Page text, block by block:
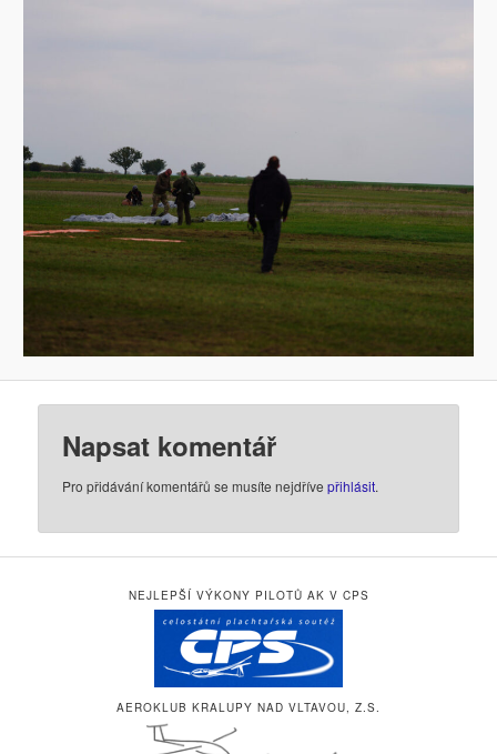
Napsat komentář
Pro přidávání komentářů se musíte nejdřívepřihlásit.
NEJLEPŠÍ VÝKONY PILOTŮ AK V CPS
AEROKLUB KRALUPY NAD VLTAVOU, Z.S.